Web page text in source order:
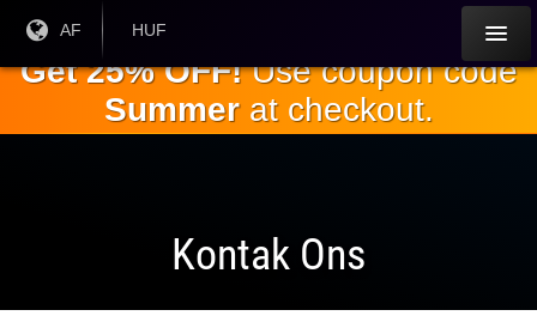
hoofinhoud
Huidige
AF
Huidige
HUF
Get 25% OFF!Use coupon code
Summerat checkout.
Kontak Ons